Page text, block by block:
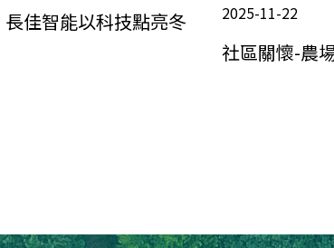
長佳智能以科技點亮冬
2025-11-22
社區關懷-農